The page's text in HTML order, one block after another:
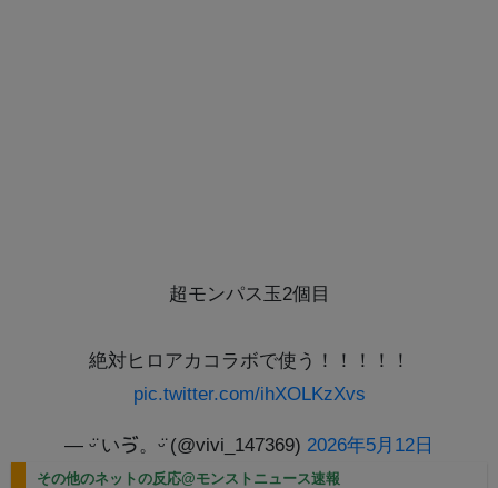
超モンパス玉2個目
絶対ヒロアカコラボで使う！！！！！
pic.twitter.com/ihXOLKzXvs
— ᵕ̈ いゔ。ᵕ̈ (@vivi_147369) 2026年5月12日
その他のネットの反応@モンストニュース速報